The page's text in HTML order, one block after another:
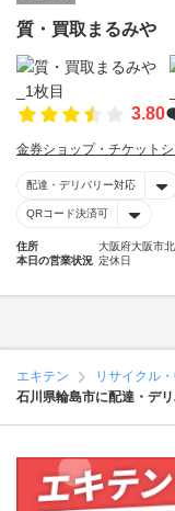
質・買取まるみや
3.80
金券ショップ・チケット
配達・デリバリー対応
QRコード決済可
住所
大阪府大阪市
本日の営業状況 定休日
エキテン リサイクル
石川県輪島市に配達・デ